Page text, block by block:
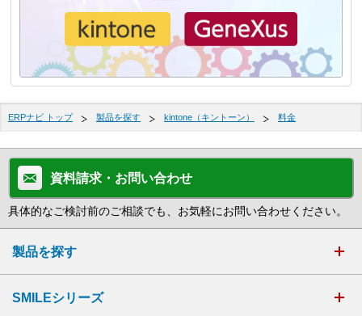
ERPナビ トップ 製品を探す kintone（キントーン） 料金
資料請求・お問い合わせ
具体的なご検討前のご相談でも、お気軽にお問い合わせください。
製品を探す
SMILEシリーズ